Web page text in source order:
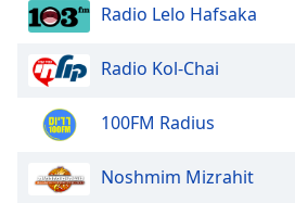
Text
Background
Color
Opacity
Radio Lelo Hafsaka
Radio Kol-Chai
100FM Radius
Noshmim Mizrahit